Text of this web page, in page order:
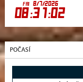
POČASÍ